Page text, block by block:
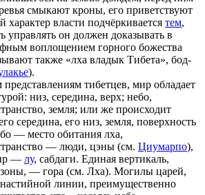
смыкают кроны, его приветствуют
власти подчёркивается тем,
управлять он должен доказывать в
воплощением горного божества
также «лха владык Тибета», бод-
).
тибетцев, мир обладает
низ, середина, верх; небо,
земля; или же происходит
середина, его низ, земля, поверхность
— место обитания лха,
— люди, цэны (см. Циумарпо),
— лу, сабдаги. Единая вертикаль,
— гора (см. Лха). Могилы царей,
линии, преимущественно